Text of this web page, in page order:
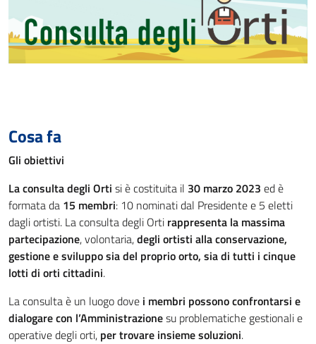
Cosa fa
Gli obiettivi
La consulta degli Orti si è costituita il 30 marzo 2023 ed è
formata da 15 membri: 10 nominati dal Presidente e 5 eletti
dagli ortisti. La consulta degli Orti rappresenta la massima
partecipazione, volontaria,degli ortisti alla conservazione,
gestione e sviluppo sia del proprio orto, sia di tutti i cinque
lotti di orti cittadini.
La consulta è un luogo dove i membri possono confrontarsi e
dialogare con l’Amministrazionesu problematiche gestionali e
operative degli orti, per trovare insieme soluzioni.